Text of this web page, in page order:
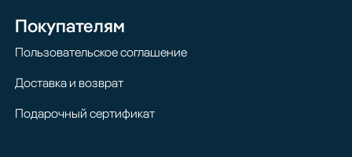
Покупателям
Пользовательское соглашение
Доставка и возврат
Подарочный сертификат